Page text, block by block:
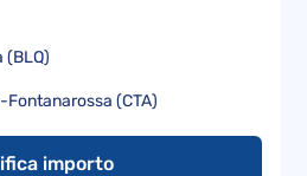
(BLQ)
(CTA)
importo